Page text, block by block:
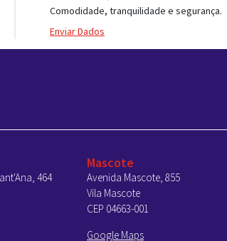
Comodidade, tranquilidade e segurança.
Enviar Dados
464
Mascote
Avenida Mascote, 855
Vila Mascote
CEP 04663-001
Google Maps